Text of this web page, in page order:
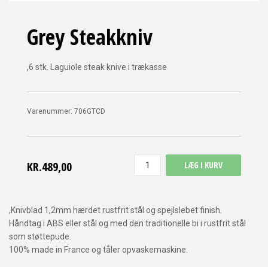
Grey Steakkniv
,6 stk. Laguiole steak knive i trækasse
Varenummer: 706GTCD
KR.489,00 LÆG I KURV
,Knivblad 1,2mm hærdet rustfrit stål og spejlslebet finish.
Håndtag i ABS eller stål og med den traditionelle bi i rustfrit stål
som støttepude.
100% made in France og tåler opvaskemaskine.